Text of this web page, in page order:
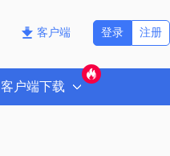
客户端 注册
登录
客户端下载